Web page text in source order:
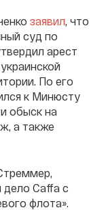
заявил , что
суд по
арест
По его
к Минюсту
обыск на
а также
дело Caffa с
флота».